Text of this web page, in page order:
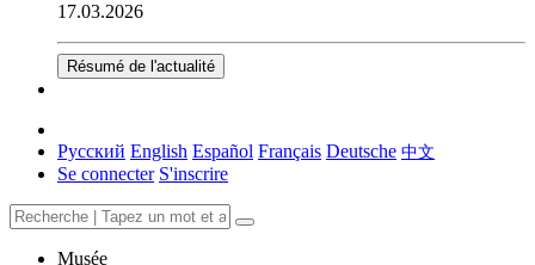
17.03.2026
Résumé de l'actualité
Русский English Español Français Deutsche 中文
Se connecter S'inscrire
Musée